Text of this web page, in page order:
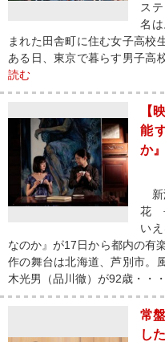
ス
名
まれた田舎町に住む女子高校
ある日、東京で暮らす男子高
読む
【
能
か』
新
花
い
なのか』が17日から都内の
作の舞台は北海道、芦別市。
木光男（品川徹）が92歳・・・
常
し